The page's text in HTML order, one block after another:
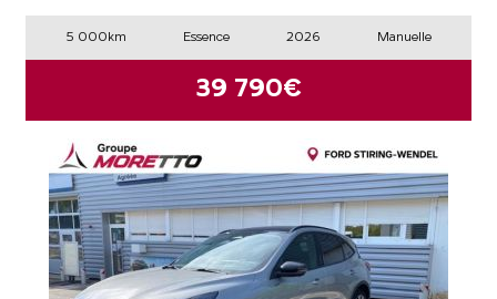
5 000km Essence 2026 Manuelle
39 790€